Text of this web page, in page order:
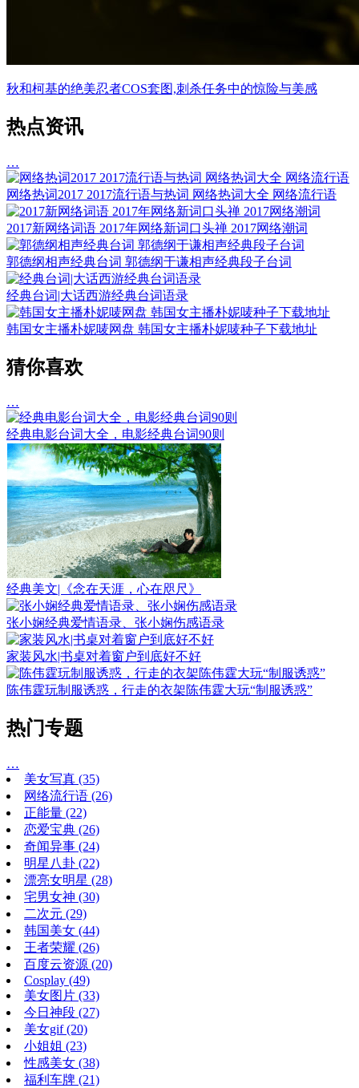
秋和柯基的绝美忍者COS套图,刺杀任务中的惊险与美感
热点资讯
…
网络热词2017 2017流行语与热词 网络热词大全 网络流行语
2017新网络词语 2017年网络新词口头禅 2017网络潮词
郭德纲相声经典台词 郭德纲于谦相声经典段子台词
经典台词|大话西游经典台词语录
韩国女主播朴妮唛网盘 韩国女主播朴妮唛种子下载地址
猜你喜欢
…
经典电影台词大全，电影经典台词90则
经典美文|《念在天涯，心在咫尺》
张小娴经典爱情语录、张小娴伤感语录
家装风水|书桌对着窗户到底好不好
陈伟霆玩制服诱惑，行走的衣架陈伟霆大玩“制服诱惑”
热门专题
…
美女写真 (35)
网络流行语 (26)
正能量 (22)
恋爱宝典 (26)
奇闻异事 (24)
明星八卦 (22)
漂亮女明星 (28)
宅男女神 (30)
二次元 (29)
韩国美女 (44)
王者荣耀 (26)
百度云资源 (20)
Cosplay (49)
美女图片 (33)
今日神段 (27)
美女gif(20)
小姐姐 (23)
性感美女 (38)
福利车牌 (21)